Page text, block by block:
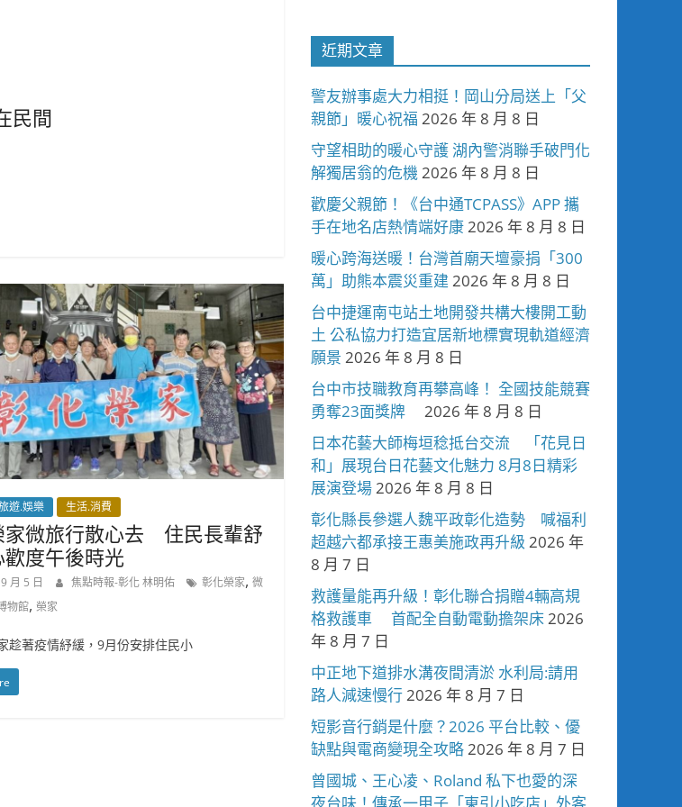
民間
遊.娛樂 生活.消費
家微旅行散心去 住民長輩舒
度午後時光
月 5 日 焦點時報-彰化 林明佑 彰化榮家,微
物館, 榮家
趁著疫情紓緩，9月份安排住民小
近期文章
警友辦事處大力相挺！岡山分局送上「父
親節」暖心祝福 2026 年 8 月 8 日
守望相助的暖心守護 湖內警消聯手破門化
解獨居翁的危機2026 年 8 月 8 日
歡慶父親節！《台中通TCPASS》APP 攜
手在地名店熱情端好康2026 年 8 月 8 日
暖心跨海送暖！台灣首廟天壇豪捐「300
萬」助熊本震災重建 2026 年 8 月 8 日
台中捷運南屯站土地開發共構大樓開工動
土 公私協力打造宜居新地標實現軌道經濟
願景 2026 年 8 月 8 日
台中市技職教育再攀高峰！ 全國技能競賽
勇奪23面獎牌
2026 年 8 月 8 日
日本花藝大師梅垣稔抵台交流 「花見日
和」展現台日花藝文化魅力 8月8日精彩
展演登場2026 年 8 月 8 日
彰化縣長參選人魏平政彰化造勢 喊福利
超越六都承接王惠美施政再升級 2026 年
8 月 7 日
救護量能再升級！彰化聯合捐贈4輛高規
格救護車 首配全自動電動擔架床2026
年 8 月 7 日
中正地下道排水溝夜間清淤 水利局:請用
路人減速慢行2026 年 8 月 7 日
短影音行銷是什麼？2026 平台比較、優
缺點與電商變現全攻略2026 年 8 月 7 日
曾國城、王心凌、Roland 私下也愛的深